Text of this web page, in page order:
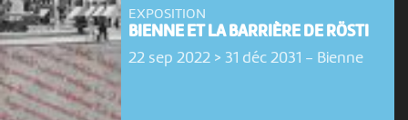
EXPOSITION
BIENNE ET LA BARRIÈRE DE RÖSTI
22 sep 2022 > 31 déc 2031 - Bienne